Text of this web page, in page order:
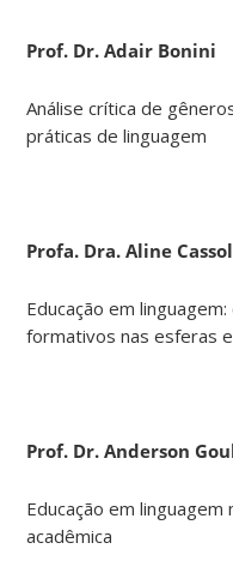
Prof. Dr. Adair Bonini
Análise crítica de
práticas de linguagem
Profa. Dra. Aline
Educação em
formativos nas esferas
Prof. Dr. Anderson
Educação em
acadêmica